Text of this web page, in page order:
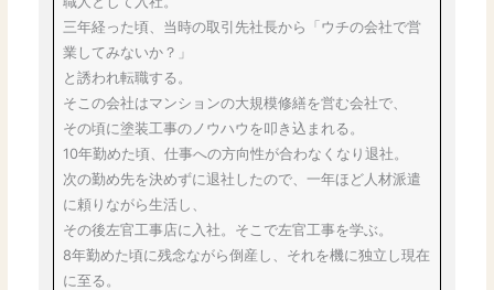
三年経った頃、当時の取引先社長から「ウチの会社で営
業してみないか？」
と誘われ転職する。
そこの会社はマンションの大規模修繕を営む会社で、
その頃に塗装工事のノウハウを叩き込まれる。
10年勤めた頃、仕事への方向性が合わなくなり退社。
次の勤め先を決めずに退社したので、一年ほど人材派遣
に頼りながら生活し、
その後左官工事店に入社。そこで左官工事を学ぶ。
8年勤めた頃に残念ながら倒産し、それを機に独立し現在
に至る。